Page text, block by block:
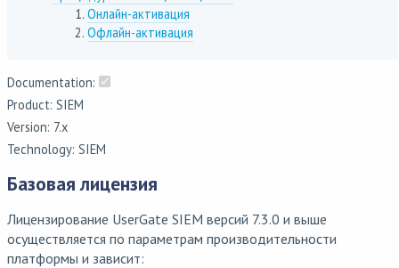
Онлайн-активация
Офлайн-активация
Documentation:
Product: SIEM
Version: 7.x
Technology: SIEM
Базовая лицензия
Лицензирование UserGate SIEM версий 7.3.0 и выше
осуществляется по параметрам производительности
платформы и зависит: